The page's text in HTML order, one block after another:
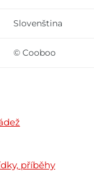
Slovenština
© Cooboo
příběhy